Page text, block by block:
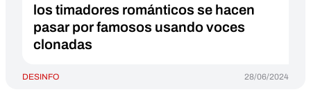
los timadores románticos se hacen
pasar por famosos usando voces
clonadas
DESINFO 28/06/2024